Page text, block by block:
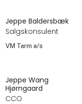
Jeppe Baldersbæk
Salgskonsulent
VM Tarm a/s
Jeppe Wang
Hjørngaard
CCO